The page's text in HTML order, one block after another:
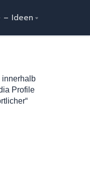
– Ideen
innerhalb
Profile